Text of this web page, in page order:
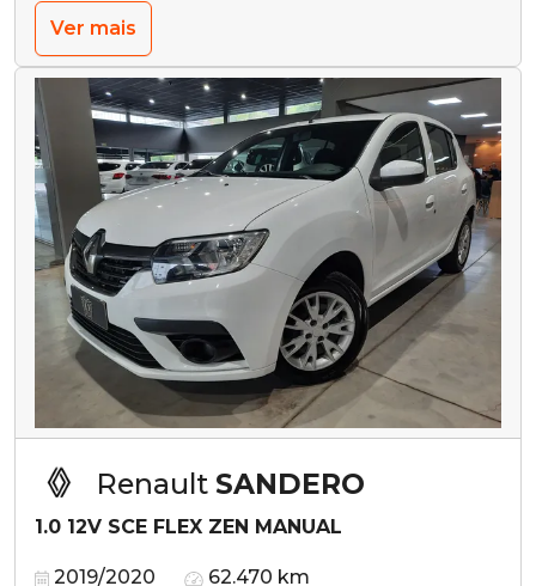
Ver mais
Renault SANDERO
1.0 12V SCE FLEX ZEN MANUAL
2019/2020 62.470 km